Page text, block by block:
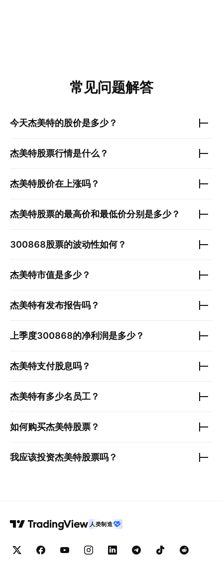
常见问题解答
今天杰美特的股价是多少？
杰美特股票行情是什么？
杰美特股价在上涨吗？
杰美特股票的最高价和最低价分别是多少？
300868股票的波动性如何？
杰美特市值是多少？
杰美特有发布报告吗？
上季度300868的净利润是多少？
杰美特支付股息吗？
杰美特有多少名员工？
如何购买杰美特股票？
我应该投资杰美特股票吗？
人类制造